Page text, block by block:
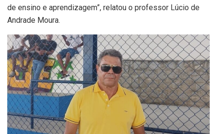
de ensino e aprendizagem”, relatou o professor Lúcio de
Andrade Moura.